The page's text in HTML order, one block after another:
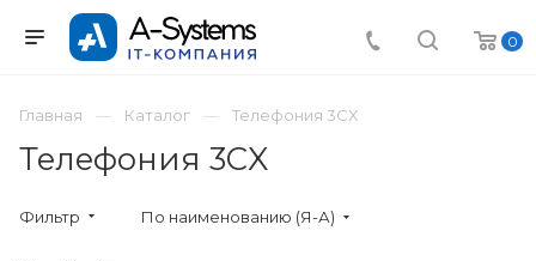
0
Главная Каталог Телефония 3CX
Телефония 3CX
Фильтр По наименованию (Я-А)